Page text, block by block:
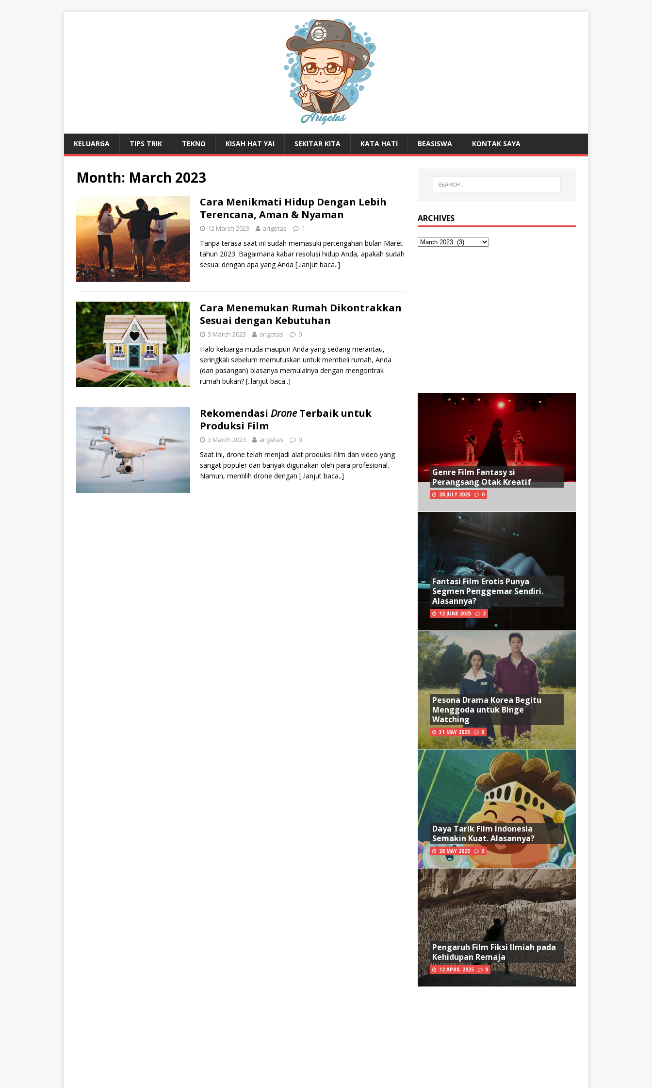
KELUARGA TIPS TRIK TEKNO KISAH HAT YAI SEKITAR KITA KATA HATI BEASISWA KONTAK SAYA
Month: March 2023
Cara Menikmati Hidup Dengan Lebih
Terencana, Aman & Nyaman
12 March 2023 arigetas 1
Tanpa terasa saat ini sudah memasuki pertengahan bulan Maret
tahun 2023. Bagaimana kabar resolusi hidup Anda, apakah sudah
sesuai dengan apa yang Anda [..lanjut baca..]
Cara Menemukan Rumah Dikontrakkan
Sesuai dengan Kebutuhan
3 March 2023 arigetas 0
Halo keluarga muda maupun Anda yang sedang merantau,
seringkali sebelum memutuskan untuk membeli rumah, Anda
(dan pasangan) biasanya memulainya dengan mengontrak
rumah bukan? [..lanjut baca..]
Rekomendasi DroneTerbaik untuk
Produksi Film
3 March 2023 arigetas 0
Saat ini, drone telah menjadi alat produksi film dan video yang
sangat populer dan banyak digunakan oleh para profesional.
Namun, memilih drone dengan [..lanjut baca..]
ARCHIVES
Genre Film Fantasy si
Perangsang Otak Kreatif
28 JULY 2025 0
Fantasi Film Erotis Punya
Segmen Penggemar Sendiri.
Alasannya?
12 JUNE 2025 2
Pesona Drama Korea Begitu
Menggoda untuk Binge
Watching
31 MAY 2025 0
Daya Tarik Film Indonesia
Semakin Kuat. Alasannya?
28 MAY 2025 0
Pengaruh Film Fiksi Ilmiah pada
Kehidupan Remaja
12 APRIL 2025 0